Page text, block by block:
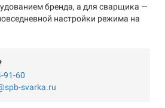
бренда, а для сварщика —
настройки режима на
91-60
svarka.ru